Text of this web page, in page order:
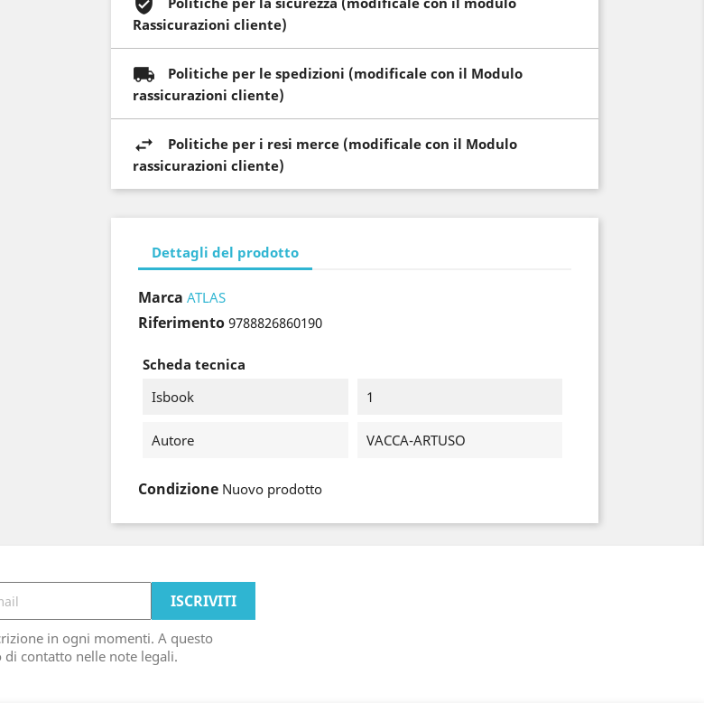
Rassicurazioni cliente)
Politiche per le spedizioni (modificale con il Modulo
rassicurazioni cliente)
Politiche per i resi merce (modificale con il Modulo
rassicurazioni cliente)
Dettagli del prodotto
Marca ATLAS
Riferimento 9788826860190
Scheda tecnica
Isbook
1
Autore VACCA-ARTUSO
Condizione Nuovo prodotto
in ogni momenti. A questo
di contatto nelle note legali.